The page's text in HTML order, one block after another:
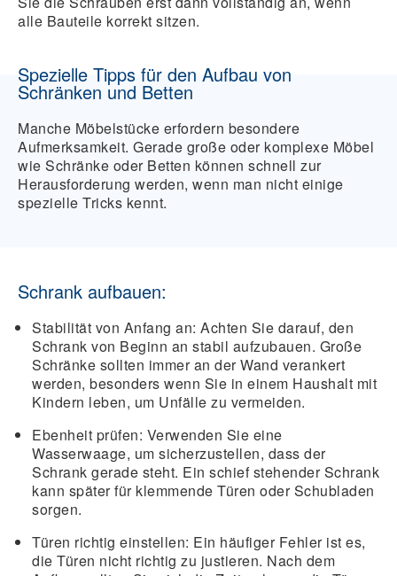
alle Bauteile korrekt sitzen.
Spezielle Tipps für den Aufbau von
Schränken und Betten
Manche Möbelstücke erfordern besondere
Aufmerksamkeit. Gerade große oder komplexe Möbel
wie Schränke oder Betten können schnell zur
Herausforderung werden, wenn man nicht einige
spezielle Tricks kennt.
Schrank aufbauen:
Stabilität von Anfang an: Achten Sie darauf, den
Schrank von Beginn an stabil aufzubauen. Große
Schränke sollten immer an der Wand verankert
werden, besonders wenn Sie in einem Haushalt mit
Kindern leben, um Unfälle zu vermeiden.
Ebenheit prüfen: Verwenden Sie eine
Wasserwaage, um sicherzustellen, dass der
Schrank gerade steht. Ein schief stehender Schrank
kann später für klemmende Türen oder Schubladen
sorgen.
Türen richtig einstellen: Ein häufiger Fehler ist es,
die Türen nicht richtig zu justieren. Nach dem